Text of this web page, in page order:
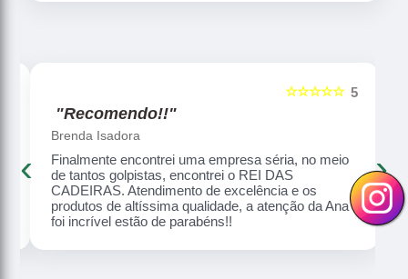
5
☆☆☆☆☆
"Recomendo!!"
Brenda Isadora
Finalmente encontrei uma empresa séria, no meio
de tantos golpistas, encontrei o REI DAS
CADEIRAS. Atendimento de excelência e os
produtos de altíssima qualidade, a atenção da Ana
foi incrível estão de parabéns!!
‹ ›